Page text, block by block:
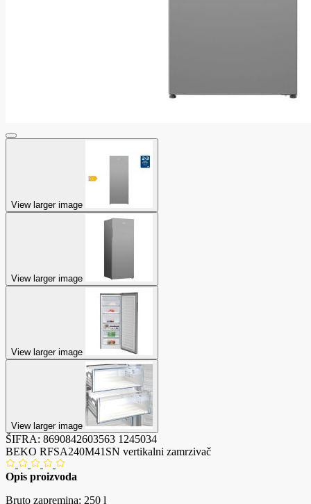
View larger image
View larger image
View larger image
View larger image
ŠIFRA: 8690842603563 1245034
BEKO RFSA240M41SN vertikalni zamrzivač
Opis proizvoda
Bruto zapremina: 250 l